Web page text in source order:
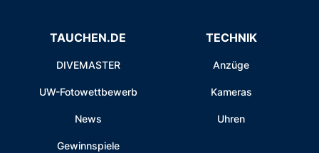
TAUCHEN.DE
DIVEMASTER
UW-Fotowettbewerb
News
Gewinnspiele
TECHNIK
Anzüge
Kameras
Uhren